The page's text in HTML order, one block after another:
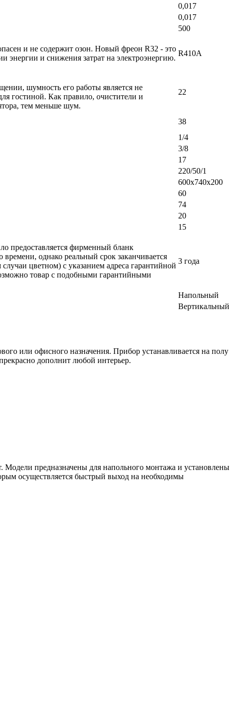
0,017
0,017
500
и не содержит озон. Новый фреон R32 - это
энергии и снижения затрат на электроэнергию.
R410A
шумность его работы является не
гостиной. Как правило, очистители и
тем меньше шум.
22
38
1/4
3/8
17
220/50/1
600х740х200
60
74
20
15
предоставляется фирменный бланк
однако реальный срок заканчивается
цветном) с указанием адреса гарантийной
товар с подобными гарантийными
3 года
Напольный
Вертикальный
или офисного назначения. Прибор устанавливается на полу
дополнит любой интерьер.
предназначены для напольного монтажа и установлены
осуществляется быстрый выход на необходимы